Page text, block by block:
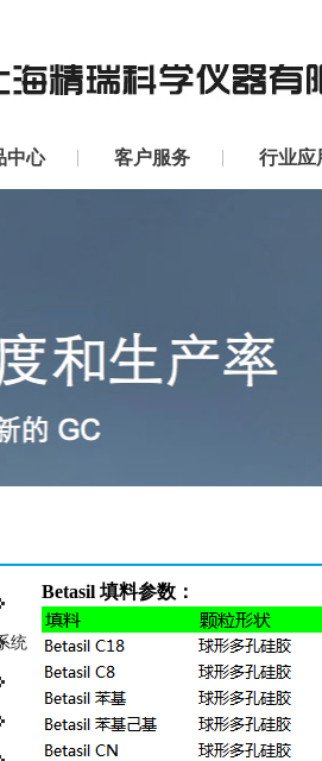
中心 客户服务 行业应
统
Betasil 填料参数：